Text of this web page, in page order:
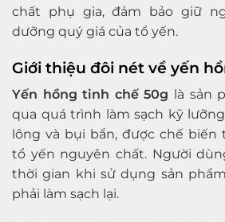
chất phụ gia, đảm bảo giữ
dưỡng quý giá của tổ yến.
Giới thiệu đôi nét về yến
Yến hồng tinh chế 50g là sản
qua quá trình làm sạch kỹ
lông và bụi bẩn, được chế
tổ yến nguyên chất. Người
thời gian khi sử dụng sản
phải làm sạch lại.